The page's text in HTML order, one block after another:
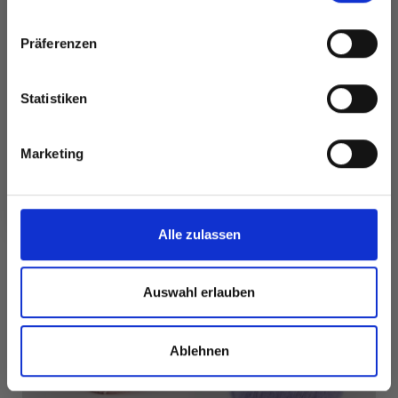
Präferenzen
Statistiken
Marketing
Alle zulassen
Auswahl erlauben
Ablehnen
Angebot bis
FÜR SIE EMPFOHLEN